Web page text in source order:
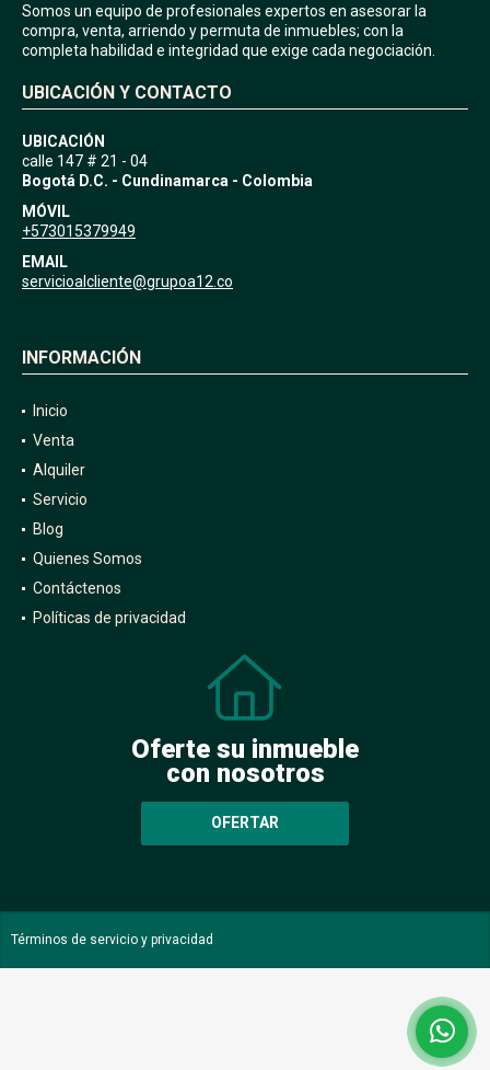
Somos un equipo de profesionales expertos en asesorar la
compra, venta, arriendo y permuta de inmuebles; con la
completa habilidad e integridad que exige cada negociación.
UBICACIÓN Y CONTACTO
UBICACIÓN
calle 147 # 21 - 04
Bogotá D.C. - Cundinamarca - Colombia
MÓVIL
+573015379949
EMAIL
servicioalcliente@grupoa12.co
INFORMACIÓN
Inicio
Venta
Alquiler
Servicio
Blog
Quienes Somos
Contáctenos
Políticas de privacidad
Oferte su inmueble
con nosotros
OFERTAR
Términos de servicio y privacidad